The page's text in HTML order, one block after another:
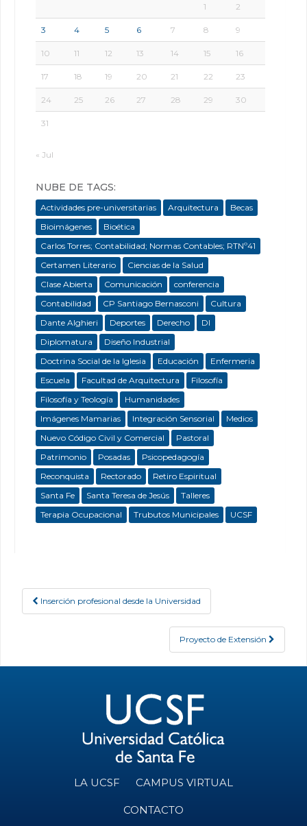
1 2
3 4 5 6 7 8 9
10 11 12 13 14 15 16
17 18 19 20 21 22 23
24 25 26 27 28 29 30
31
« Jul
NUBE DE TAGS:
Actividades pre-universitarias Arquitectura
Becas
Bioimágenes
Bioética
Carlos Torres; Contabilidad; Normas Contables; RTNº41
Certamen Literario
Ciencias de la Salud
Clase Abierta
Comunicación
conferencia
Contabilidad
CP Santiago Bernasconi
Cultura
Dante Alghieri
Deportes Derecho
DI
Diplomatura
Diseño Industrial
Doctrina Social de la Iglesia
Educación
Enfermeria
Escuela
Facultad de Arquitectura
Filosofía
Filosofía y Teología
Humanidades
Imágenes Mamarias
Integración Sensorial
Medios
Nuevo Código Civil y Comercial
Pastoral
Patrimonio
Posadas
Psicopedagogía
Reconquista
Rectorado
Retiro Espiritual
Santa Fe
Santa Teresa de Jesús
Talleres
Terapia Ocupacional
Trubutos Municipales UCSF
Post navigation
Inserción profesional desde la Universidad
Proyecto de Extensión
LA UCSF CAMPUS VIRTUAL
CONTACTO